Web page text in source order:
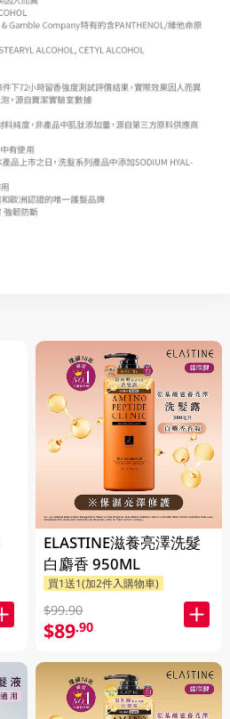
ELASTINE滋養亮澤洗髮
白麝香 950ML
買1送1(加2件入購物車)
$99.90
$89.90